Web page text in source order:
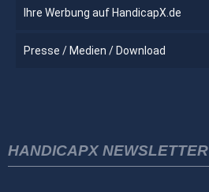
Ihre Werbung auf HandicapX.de
Presse / Medien / Download
HANDICAPX NEWSLETTER